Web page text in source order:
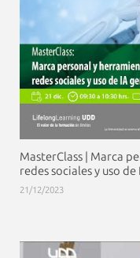
MasterClass | Marca
redes sociales y uso
21/12/2023